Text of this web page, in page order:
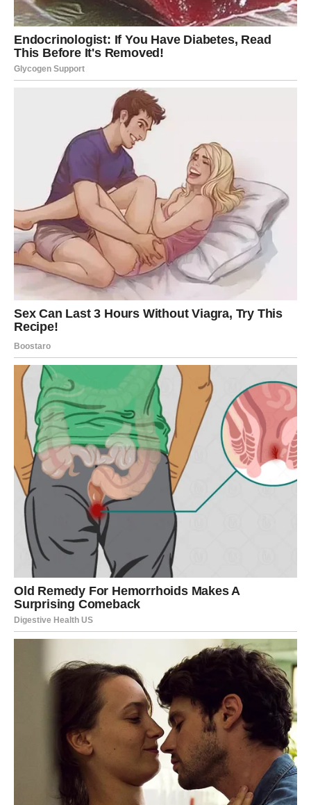
DUHOVNI MIR I EMOTIVNO
ISPUNJENJE
Izvučene karte:
najnežniji i najisceljujući
Lenormand ovde govori oduhovnom skladu
Zvezde
na početku otvaranja pokazuju da ste
vođeni – intuicija vam je kompas i ona vas ne vara.
Ljiljandonosi mir, strpljenje i zrelost. Ovo je karta tihe
sreće i emotivne stabilnosti. Prsten
ukazuje na obavezu
ili dogovor – za neke Ribe to je učvršćivanje veze, za
druge obećanje sebi da više neće izdavati svoje potrebe.
Pasje karta lojalnosti i podrške – neko stoji uz vas
iskreno i bez interesa. To može biti partner, prijatelj ili
čak vi sami, napokon na svojoj strani.Rodana kraju
donosi promenu – ali blagu, prirodnu i pozitivnu.
Emotivna obnova, preseljenje, nova faza odnosa ili
unutrašnji preporod.
Ljubav:
nežna stabilnost; mogućnost ozbiljnog koraka.
Posao/novac:
spor, ali siguran napredak; promena koja
donosi olakšanje.
Poruka karata: Kada ste u miru sa sobom, sudbina se
slaže.